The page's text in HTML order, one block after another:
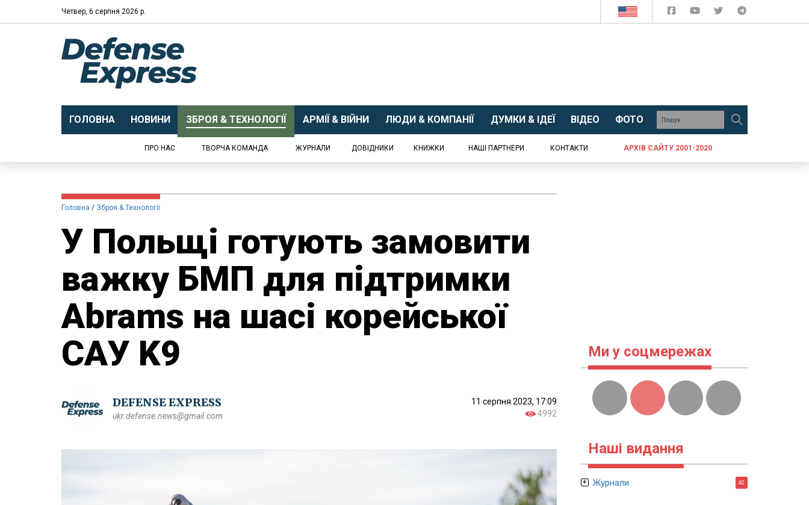
Четвер, 6 серпня 2026 р.
ГОЛОВНА НОВИНИ ЗБРОЯ & ТЕХНОЛОГІЇ АРМІЇ & ВІЙНИ ЛЮДИ & КОМПАНІЇ ДУМКИ & ІДЕЇ ВІДЕО ФОТО
ПРО НАС ТВОРЧА КОМАНДА ЖУРНАЛИ ДОВІДНИКИ КНИЖКИ НАШІ ПАРТНЕРИ КОНТАКТИ АРХІВ САЙТУ 2001-2020
Головна Зброя & Технології
У Польщі готують замовити
важку БМП для підтримки
Abrams на шасі корейської
САУ K9
DEFENSE EXPRESS
ukr.defense.news@gmail.com
11 серпня 2023, 17:09
4992
Ми у соцмережах
Наші видання
Журнали 42